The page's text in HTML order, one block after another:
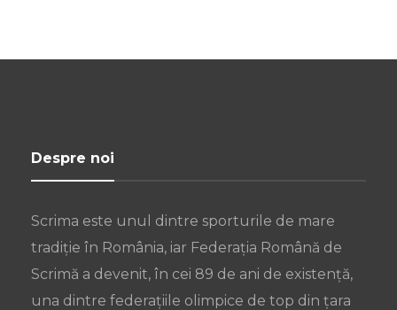
Despre noi
Scrima este unul dintre sporturile de mare
tradiție în România, iar Federația Română de
Scrimă a devenit, în cei 89 de ani de existență,
una dintre federațiile olimpice de top din țara